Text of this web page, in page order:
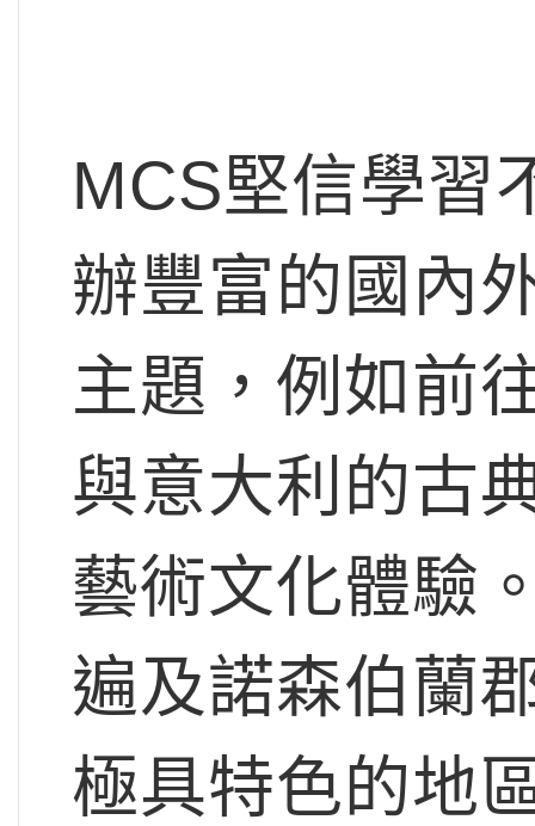
MCS堅信學習
辦豐富的國內
主題，例如前
與意大利的古
藝術文化體驗
遍及諾森伯蘭
極具特色的地